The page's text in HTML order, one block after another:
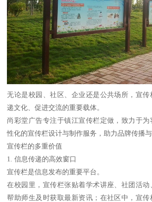
无论是校园、社区、企业还是公共场所，宣
递文化、促进交流的重要载体。
尚彩堂广告专注于镇江宣传栏定做，致力于
性化的宣传栏设计与制作服务，助力品牌传播与
宣传栏的多重价值
1. 信息传递的高效窗口
宣传栏是信息发布的重要平台。
在校园里，宣传栏张贴着学术讲座、社团活动
帮助师生及时获取最新资讯；在社区中，宣